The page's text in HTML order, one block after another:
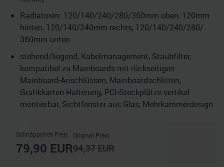
Radiatoren: 120/​140/​240/​280/​360mm oben, 120mm
hinten, 120/​140/​240mm rechts, 120/​140/​240/​280/​
360mm unten
stehend/​liegend, Kabelmanagement, Staubfilter,
kompatibel zu Mainboards mit rückseitigen
Mainboard-Anschlüssen, Mainboardschlitten,
Grafikkarten Halterung, PCI-Steckplätze vertikal
montierbar, Sichtfenster aus Glas, Mehrkammerdesign
Schnäppchen Preis
79,90 EUR
Original Preis
94,37EUR